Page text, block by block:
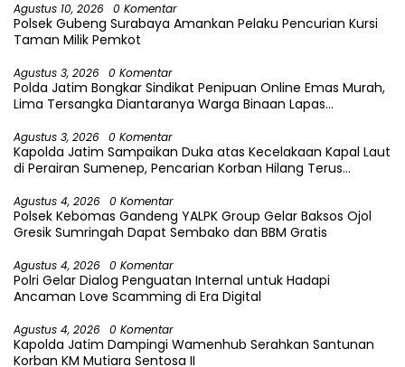
Agustus 10, 2026 0 Komentar
Polsek Gubeng Surabaya Amankan Pelaku Pencurian Kursi
Taman Milik Pemkot
Agustus 3, 2026 0 Komentar
Polda Jatim Bongkar Sindikat Penipuan Online Emas Murah,
Lima Tersangka Diantaranya Warga Binaan Lapas
Agustus 3, 2026 0 Komentar
Kapolda Jatim Sampaikan Duka atas Kecelakaan Kapal Laut
di Perairan Sumenep, Pencarian Korban Hilang Terus
Agustus 4, 2026 0 Komentar
Polsek Kebomas Gandeng YALPK Group Gelar Baksos Ojol
Gresik Sumringah Dapat Sembako dan BBM Gratis
Agustus 4, 2026 0 Komentar
Polri Gelar Dialog Penguatan Internal untuk Hadapi
Ancaman Love Scamming di Era Digital
Agustus 4, 2026 0 Komentar
Kapolda Jatim Dampingi Wamenhub Serahkan Santunan
Korban KM Mutiara Sentosa II